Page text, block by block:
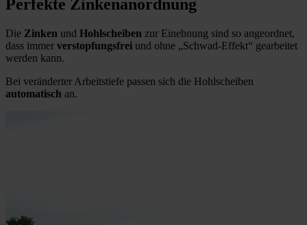
Perfekte Zinkenanordnung
Die Zinken und Hohlscheiben zur Einebnung sind so angeordnet,
dass immer verstopfungsfrei und ohne „Schwad-Effekt“ gearbeitet
werden kann.
Bei veränderter Arbeitstiefe passen sich die Hohlscheiben
automatisch an.